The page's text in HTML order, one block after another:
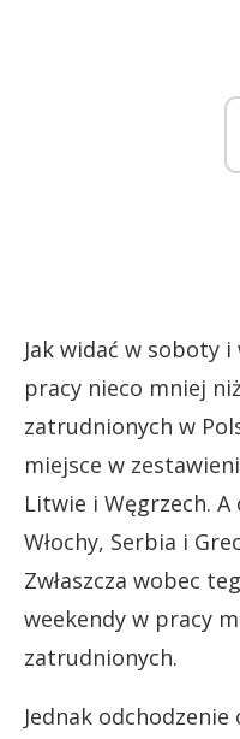
Jak widać w soboty
pracy nieco mniej
zatrudnionych w
miejsce w
Litwie i Węgrzech.
Włochy, Serbia i
Zwłaszcza wobec
weekendy w pracy
zatrudnionych.
Jednak